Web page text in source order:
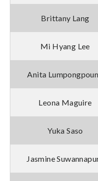
Brittany Lang
Mi Hyang Lee
Anita
Leona Maguire
Yuka Saso
Jasmine